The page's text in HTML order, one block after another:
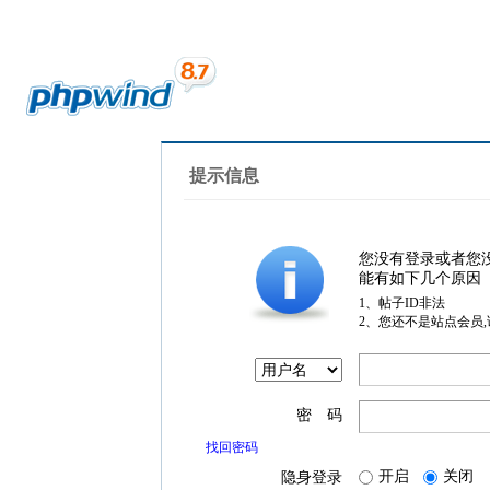
提示信息
您没有登录或者您
能有如下几个原因
1、帖子ID非法
2、您还不是站点会员
密 码
找回密码
隐身登录 开启 关闭